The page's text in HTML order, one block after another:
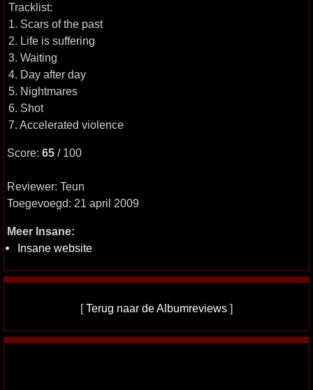
Tracklist:
1. Scars of the past
2. Life is suffering
3. Waiting
4. Day after day
5. Nightmares
6. Shot
7. Accelerated violence
Score: 65 / 100
Reviewer: Teun
Toegevoegd: 21 april 2009
Meer Insane:
Insane website
[Terug naar de Albumreviews ]